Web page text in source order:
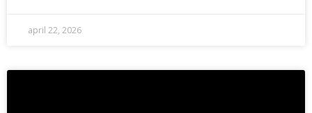
april 22, 2026